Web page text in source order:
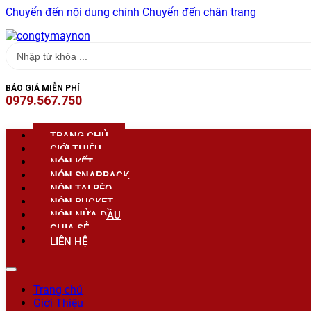
Chuyển đến nội dung chính Chuyển đến chân trang
Search
BÁO GIÁ MIỄN PHÍ
0979.567.750
TRANG CHỦ
GIỚI THIỆU
NÓN KẾT
NÓN SNAPBACK
NÓN TAI BÈO
NÓN BUCKET
NÓN NỬA ĐẦU
CHIA SẺ
LIÊN HỆ
Trang chủ
Giới Thiệu